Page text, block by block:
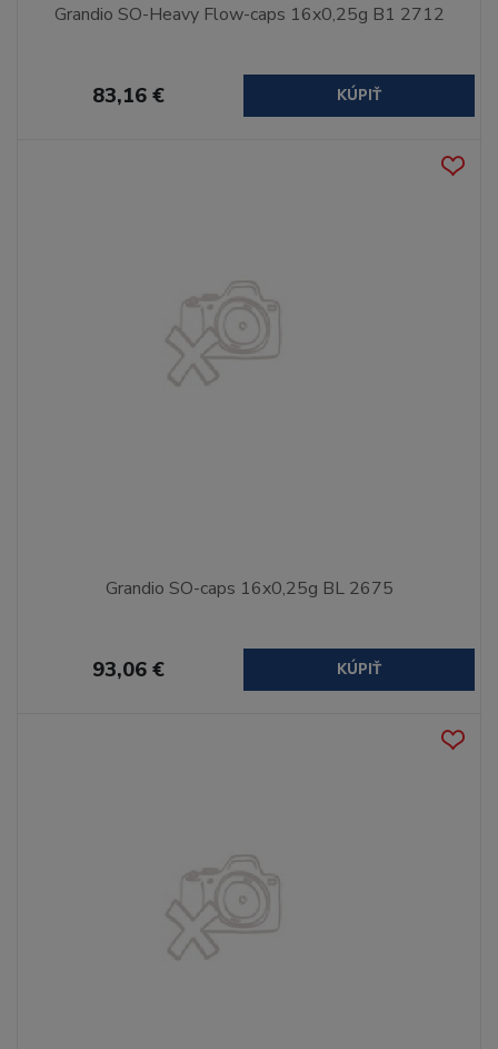
Grandio SO-Heavy Flow-caps 16x0,25g B1 2712
83,16 € KÚPIŤ
Grandio SO-caps 16x0,25g BL 2675
93,06 € KÚPIŤ